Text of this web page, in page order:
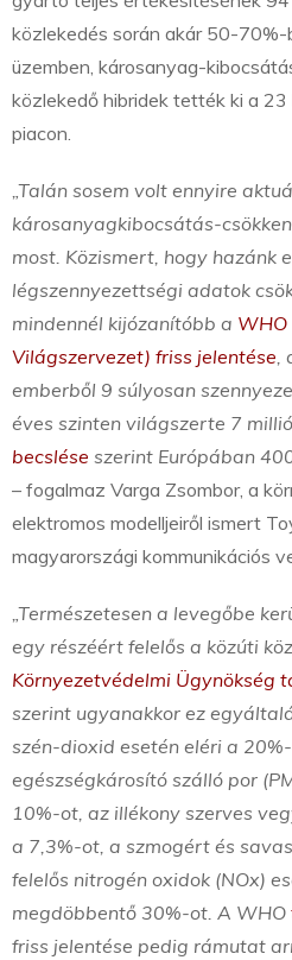
közlekedés során akár 50-
üzemben, károsanyag-
közlekedő hibridek tették ki a
piacon.
„Talán sosem volt ennyire
károsanyagkibocsátás-
most. Közismert, hogy hazánk
légszennyezettségi adatok
mindennél kijózanítóbb a WHO
Világszervezet) friss jelentése,
emberből 9 súlyosan
éves szinten világszerte 7
becslése szerint Európában
– fogalmaz Varga Zsombor, a
elektromos modelljeiről ismert
magyarországi kommunikációs
„Természetesen a levegőbe
egy részéért felelős a közúti
Környezetvédelmi Ügynökség
szerint ugyanakkor ez
szén-dioxid esetén eléri a
egészségkárosító szálló por
10%-ot, az illékony szerves
a 7,3%-ot, a szmogért és
felelős nitrogén oxidok (NOx)
megdöbbentő 30%-ot. A WHO
friss jelentése pedig rámutat